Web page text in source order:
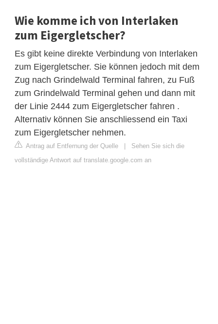
Wie komme ich von Interlaken
zum Eigergletscher?
Es gibt keine direkte Verbindung von Interlaken
zum Eigergletscher. Sie können jedoch mit dem
Zug nach Grindelwald Terminal fahren, zu Fuß
zum Grindelwald Terminal gehen und dann mit
der Linie 2444 zum Eigergletscher fahren .
Alternativ können Sie anschliessend ein Taxi
zum Eigergletscher nehmen.
Antrag auf Entfernung der Quelle | Sehen Sie sich die
vollständige Antwort auf translate.google.com an